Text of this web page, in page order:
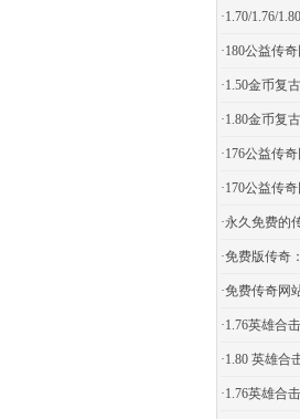
·1.70/1.76/
·180公益传
·1.50金币复
·1.80金币复
·176公益传
·170公益传
·永久免费的
·免费版传奇
·免费传奇网
·1.76英雄合
·1.80 英雄合
·1.76英雄合